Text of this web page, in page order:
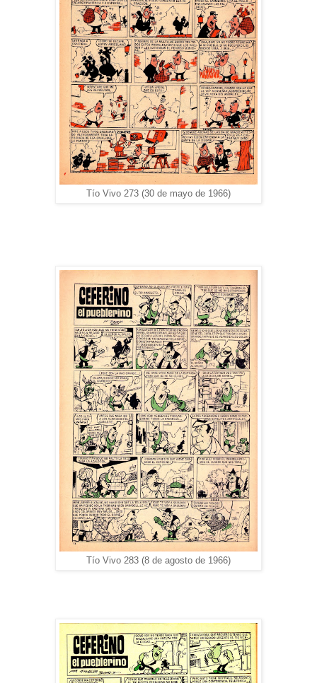
Tío Vivo 273 (30 de mayo de 1966)
Tío Vivo 283 (8 de agosto de 1966)